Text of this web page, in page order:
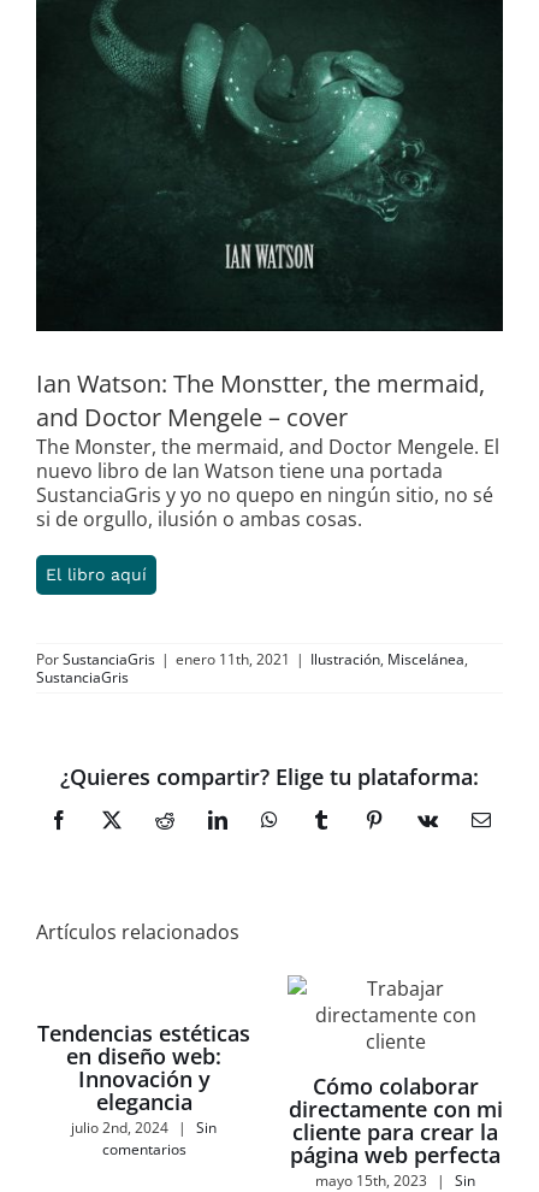
Ian Watson: The Monstter, the mermaid,
and Doctor Mengele – cover
The Monster, the mermaid, and Doctor Mengele. El
nuevo libro de Ian Watson tiene una portada
SustanciaGris y yo no quepo en ningún sitio, no sé
si de orgullo, ilusión o ambas cosas.
El libro aquí
PorSustanciaGris | enero 11th, 2021 | Ilustración, Miscelánea,
SustanciaGris
¿Quieres compartir? Elige tu plataforma:
Facebook
X RedditLinkedInWhatsAppTumblrPinterest
Vk
Correo
Artículos relacionados
Tendencias estéticas
en diseño web:
Innovación y
elegancia
julio 2nd, 2024 |
Sin
comentarios
Cómo colaborar
directamente con mi
cliente para crear la
página web perfecta
mayo 15th, 2023 |
Sin